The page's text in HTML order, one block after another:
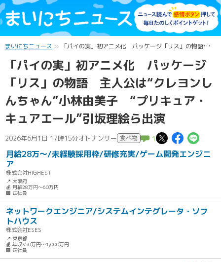
まいにちニュース 「パイの実」初アニメ化 パッケージ「リス」の物語 主人公は“クレヨンしんちゃん”小林由美子 “プリキュア・キュアエール”引坂理絵ら出演
「パイの実」初アニメ化 パッケージ
「リス」の物語 主人公は“クレヨンし
んちゃん”小林由美子 “プリキュア・
キュアエール”引坂理絵ら出演
2026年6月1日 17時15分オトナンサー 食べ物 1 この記
この
月給28万～/未経験採用枠/研修充実/ゲーム開発エンジニ
ア
株式会社HIGHEST
📍 大阪府
💰 月給28万円～60万円
🏢 正社員
ネットワークエンジニア/システムインテグレータ・ソフ
トハウス
株式会社ESES
📍 東京都
💰 年収350万円～1,000万円
🏢 正社員